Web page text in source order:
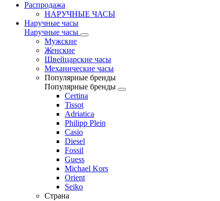
Распродажа
НАРУЧНЫЕ ЧАСЫ
Наручные часы
Наручные часы
Мужские
Женские
Швейцарские часы
Механические часы
Популярные бренды
Популярные бренды
Certina
Tissot
Adriatica
Philipp Plein
Casio
Diesel
Fossil
Guess
Michael Kors
Orient
Seiko
Страна